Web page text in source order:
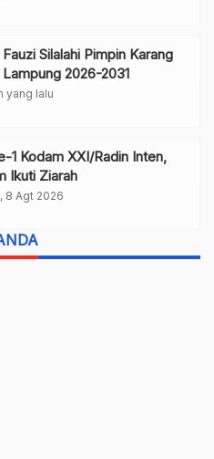
Silalahi Pimpin Karang
Lampung 2026-2031
yang lalu
1 Kodam XXI/Radin Inten,
Ikuti Ziarah
8 Agt 2026